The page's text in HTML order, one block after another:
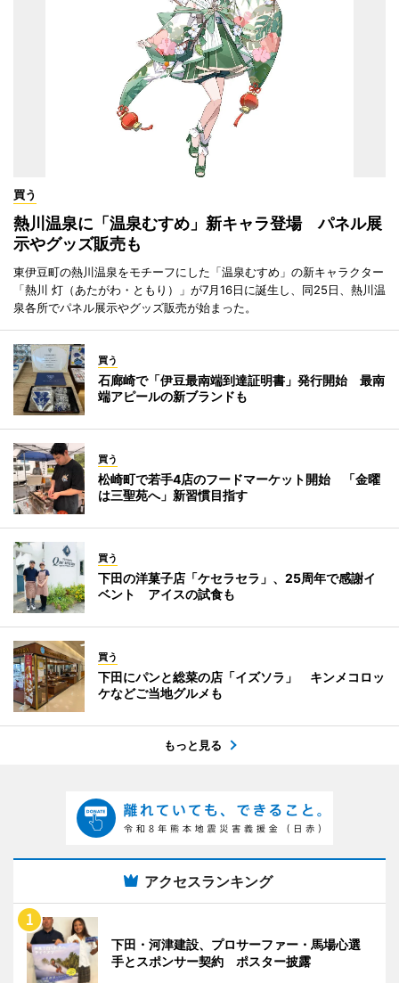
買う
熱川温泉に「温泉むすめ」新キャラ登場 パネル展
示やグッズ販売も
東伊豆町の熱川温泉をモチーフにした「温泉むすめ」の新キャラクター
「熱川 灯（あたがわ・ともり）」が7月16日に誕生し、同25日、熱川温
泉各所でパネル展示やグッズ販売が始まった。
買う
石廊崎で「伊豆最南端到達証明書」発行開始 最南
端アピールの新ブランドも
買う
松崎町で若手4店のフードマーケット開始 「金曜
は三聖苑へ」新習慣目指す
買う
下田の洋菓子店「ケセラセラ」、25周年で感謝イ
ベント アイスの試食も
買う
下田にパンと総菜の店「イズソラ」 キンメコロッ
ケなどご当地グルメも
もっと見る
アクセスランキング
下田・河津建設、プロサーファー・馬場心選
手とスポンサー契約 ポスター披露